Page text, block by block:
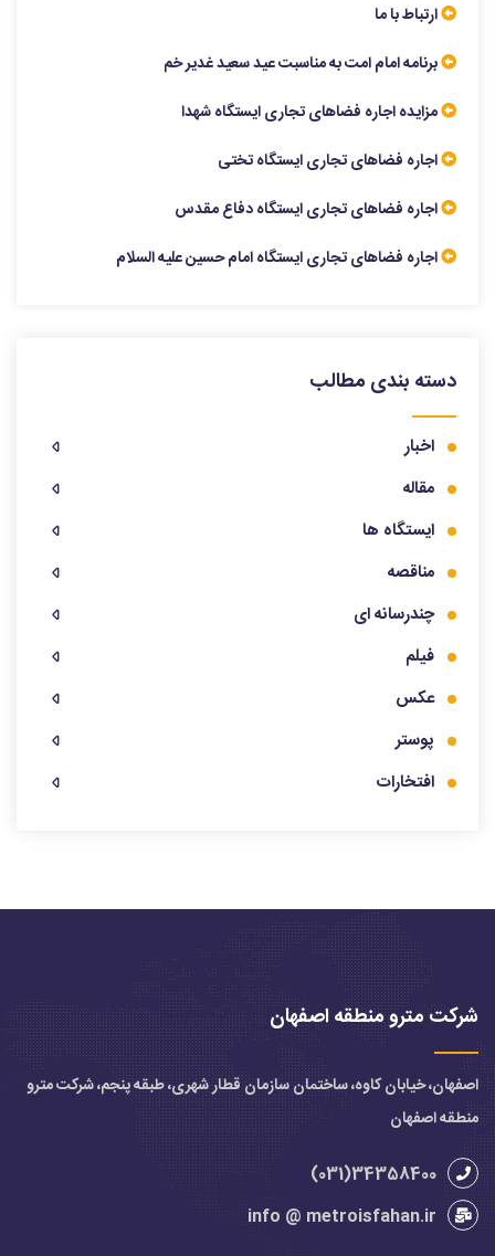
ارتباط با ما
برنامه امام امت به مناسبت عید سعید غدیر خم
مزایده اجاره فضاهای تجاری ایستگاه شهدا
اجاره فضاهای تجاری ایستگاه تختی
اجاره فضاهای تجاری ایستگاه دفاع مقدس
اجاره فضاهای تجاری ایستگاه امام حسین علیه السلام
دسته بندی مطالب
اخبار
مقاله
ایستگاه ها
مناقصه
چندرسانه ای
فیلم
عکس
پوستر
افتخارات
شرکت مترو منطقه اصفهان
اصفهان، خیابان کاوه، ساختمان سازمان قطار شهری، طبقه پنجم، شرکت مترو
منطقه اصفهان
34358400(031)
info @ metroisfahan.ir